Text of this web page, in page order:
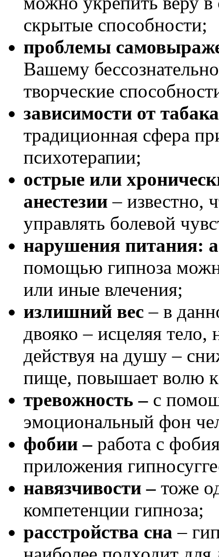
скрытые способности;
проблемы
Вашему
творческие
зависимости от
традиционная сфера
психотерапии;
острые или
анестезии– известно,
управлять болевой
нарушения питания:
помощью гипноза
или иные влечения;
излишний вес – в
двояко – исцеляя
действуя на душу –
пище, повышает волю
тревожность – с
эмоциональный фон
фобии – работа с
приложения
навязчивости – тоже
компетенции гипноза;
расстройства сна –